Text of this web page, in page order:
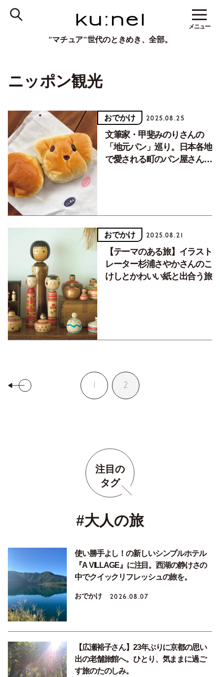
"マチュア"世代のときめき、全部。
メニュー
ニッポン観光
おでかけ 2025.08.25
文筆家・甲斐みのりさんの
「地元パン」巡り。日本各地
で愛される町のパン屋さんの
おでかけ 2025.08.21
【テーマのある旅】イラスト
レーター杉浦さやかさんのこ
けしとかわいい紙と出合う旅
2
注目の
タグ
#大人の旅
使い勝手よし！の新しいシンプルホテル
『A VILLAGE』に注目。西湖の静けさの
中でクイックリフレッシュの旅を。
おでかけ 2026.08.07
【広瀬裕子さん】23年ぶりに京都の思い
出の老舗旅館へ。ひとり、気ままに過ご
す旅のたのしみ。